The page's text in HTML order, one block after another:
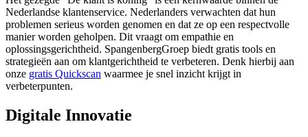
Nederlandse klantenservice. Nederlanders verwachten dat hun
problemen serieus worden genomen en dat ze op een respectvolle
manier worden geholpen. Dit vraagt om empathie en
oplossingsgerichtheid. SpangenbergGroep biedt gratis tools en
strategieën aan om klantgerichtheid te verbeteren. Denk hierbij aan
onze gratis Quickscan waarmee je snel inzicht krijgt in
verbeterpunten.
Digitale Innovatie